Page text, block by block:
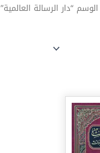
“دار الرسالة العالمية”